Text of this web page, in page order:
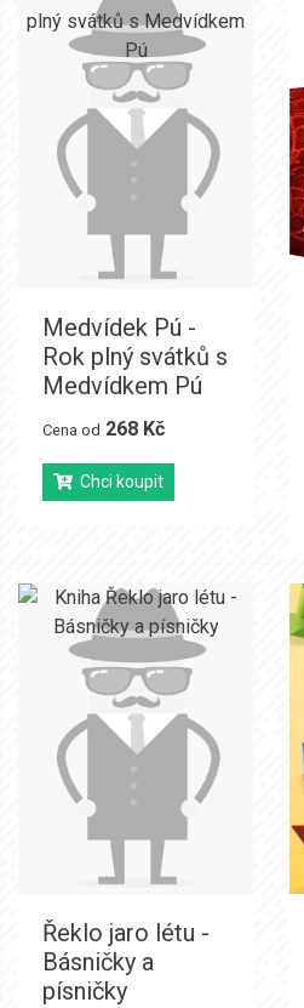
Medvídek Pú -
Rok plný svátků s
Medvídkem Pú
Cena od 268 Kč
Chci koupit
Řeklo jaro létu -
Básničky a
písničky